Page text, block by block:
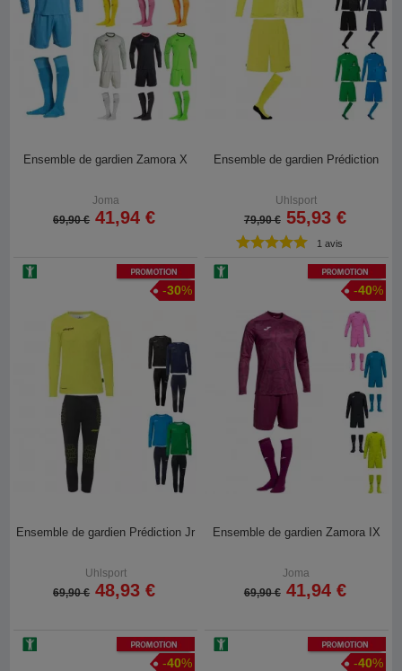
Ensemble de gardien Zamora X
Joma
69,90 € 41,94 €
Ensemble de gardien Prédiction
Uhlsport
79,90 € 55,93 €
1 avis
Promotion
-30%
Ensemble de gardien Prédiction Jr
Uhlsport
69,90 € 48,93 €
Promotion
-40%
Ensemble de gardien Zamora IX
Joma
69,90 € 41,94 €
Promotion
-40%
Promotion
-40%